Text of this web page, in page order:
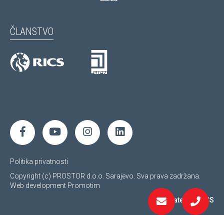
ČLANSTVO
Politika privatnosti
Copyright (c) PROSTOR d.o.o. Sarajevo. Sva prava zadržana.
Web development Promotim
Regulated by RICS